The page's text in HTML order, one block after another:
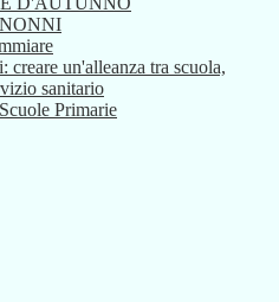
creare un'alleanza tra scuola,
sanitario
Primarie